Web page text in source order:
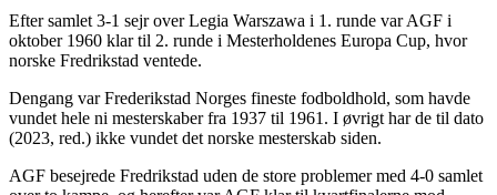
Efter samlet 3-1 sejr over Legia Warszawa i 1. runde var AGF i
oktober 1960 klar til 2. runde i Mesterholdenes Europa Cup, hvor
norske Fredrikstad ventede.
Dengang var Frederikstad Norges fineste fodboldhold, som havde
vundet hele ni mesterskaber fra 1937 til 1961. I øvrigt har de til dato
(2023, red.) ikke vundet det norske mesterskab siden.
AGF besejrede Fredrikstad uden de store problemer med 4-0 samlet